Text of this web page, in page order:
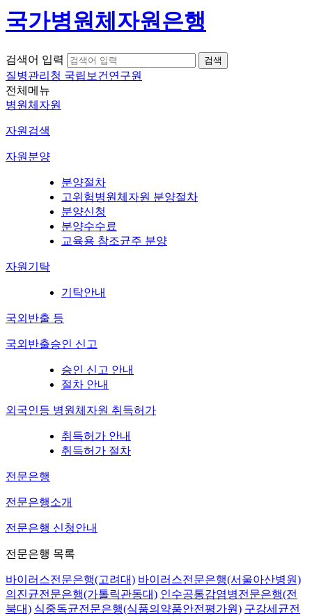
국가병원체자원은행
검색어 입력
질병관리청 국립보건연구원
전체메뉴
병원체자원
자원검색
자원분양
분양절차
고위험병원체자원 분양절차
분양신청
분양수수료
교육용 참조균주 분양
자원기탁
기탁안내
국외반출 등
국외반출승인 신고
승인 신고 안내
절차 안내
외국인등 병원체자원 취득허가
취득허가 안내
취득허가 절차
전문은행
전문은행소개
전문은행 신청안내
전문은행 목록
바이러스전문은행(고려대) 바이러스전문은행(서울아산병원)
의진균전문은행(가톨릭관동대) 인수공통감염병전문은행(전
북대) 식중독균전문은행(식품의약품안전평가원) 구강세균전